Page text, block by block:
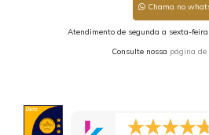
Chama no
Atendimento de segunda a sexta-
Consulte nossa página de